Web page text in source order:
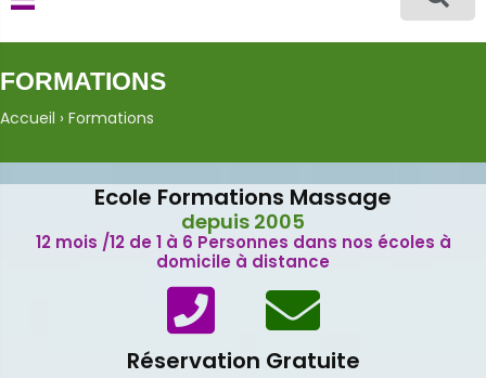
FORMATIONS
Accueil › Formations
Ecole Formations Massage
depuis 2005
12 mois /12 de 1 à 6 Personnes dans nos écoles à
domicile à distance
Réservation Gratuite